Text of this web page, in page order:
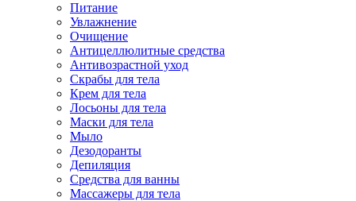
Питание
Увлажнение
Очищение
Антицеллюлитные средства
Антивозрастной уход
Скрабы для тела
Крем для тела
Лосьоны для тела
Маски для тела
Мыло
Дезодоранты
Депиляция
Средства для ванны
Массажеры для тела